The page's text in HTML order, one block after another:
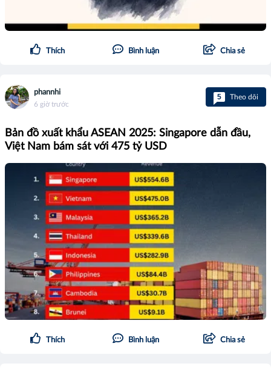
Thích Bình luận Chia sẻ
phannhi
6 giờ trước
5 Theo dõi
Bản đồ xuất khẩu ASEAN 2025: Singapore dẫn đầu,
Việt Nam bám sát với 475 tỷ USD
Thích Bình luận Chia sẻ